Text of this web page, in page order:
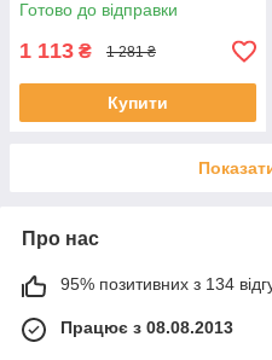
Готово до відправки
1 113 ₴ 1 281 ₴
Купити
Про нас
95% позитивних з 134
Працює з 08.08.2013